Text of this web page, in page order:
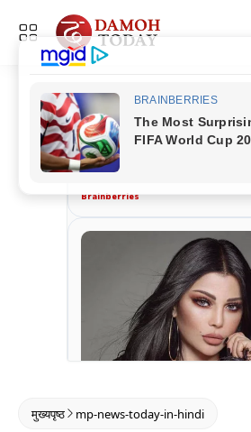
ADVERTISEMENT
मुख्यपृष्ठ mp-news-today-in-hindi